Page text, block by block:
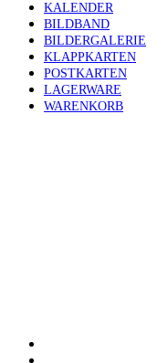
KALENDER
BILDBAND
BILDERGALERIE
KLAPPKARTEN
POSTKARTEN
LAGERWARE
WARENKORB